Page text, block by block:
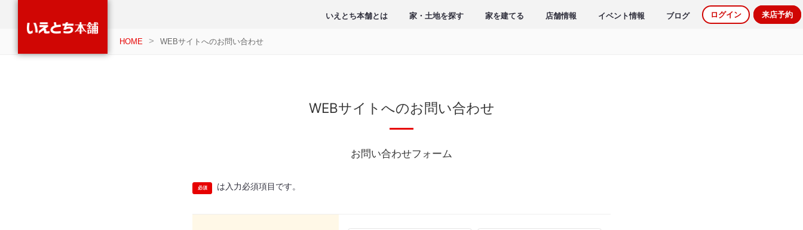
いえとち本舗とは 家・土地を探す 家を建てる 店舗情報 イベント情報 ブログ ログイン 来店予約
HOME WEBサイトへのお問い合わせ
WEBサイトへのお問い合わせ
お問い合わせフォーム
は入力必須項目です。